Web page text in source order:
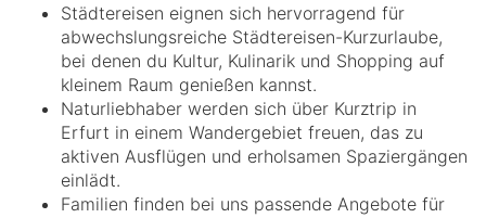
Städtereisen eignen sich hervorragend für
abwechslungsreiche Städtereisen-Kurzurlaube,
bei denen du Kultur, Kulinarik und Shopping auf
kleinem Raum genießen kannst.
Naturliebhaber werden sich über Kurztrip in
Erfurt in einem Wandergebiet freuen, das zu
aktiven Ausflügen und erholsamen Spaziergängen
einlädt.
Familien finden bei uns passende Angebote für